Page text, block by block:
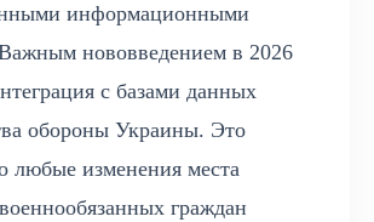
информационными
нововведением в 2026
с базами данных
обороны Украины. Это
любые изменения места
граждан